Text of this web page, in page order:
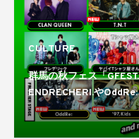
CULTURE
群馬の秋フェス「
ENDRECHERI.や
ルバンドセットで登場